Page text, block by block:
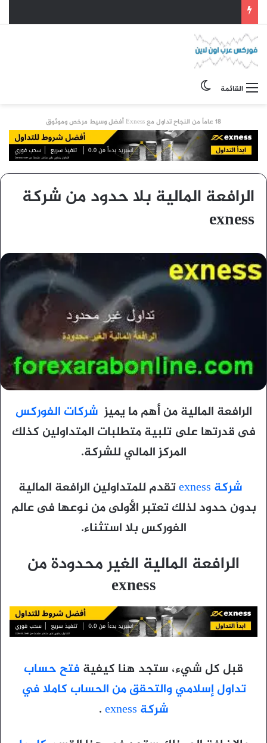
القائمة
18 عاماً من النجاح تداول مع Exness أفضل وسيط مرخص وموثوق
الرافعة المالية بلا حدود من شركة
exness
الرافعة المالية من أهم ما يميز شركات الفوركس
فى قدرتها على تلبية متطلبات المتداولين كذلك
المركز المالي للشركة.
شركة exness
تقدم للمتداولين الرافعة المالية
بدون حدود لذلك تعتبر الأولى من نوعها فى عالم
الفوركس بلا استثناء.
الرافعة المالية الغير محدودة من
exness
قبل كل شيء، ستجد هنا كيفية فتح حساب
تداول إسلامي والتحقق من الحساب كاملا في
شركة exness
.